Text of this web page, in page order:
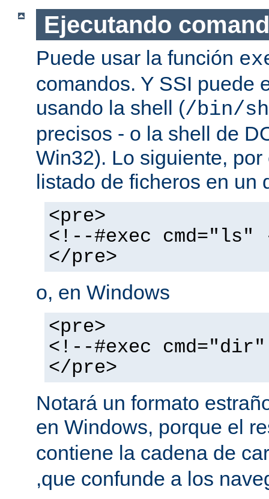
Ejecutando
Puede usar la función
comandos. Y SSI puede
usando la shell (/bin/sh
precisos - o la shell de
Win32). Lo siguiente,
listado de ficheros en un
<pre>
<!--#exec cmd="ls"
</pre>
o, en Windows
<pre>
<!--#exec
</pre>
Notará un formato
en Windows, porque el
contiene la cadena de
,que confunde a los